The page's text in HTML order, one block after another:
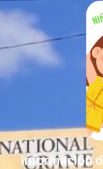
Información